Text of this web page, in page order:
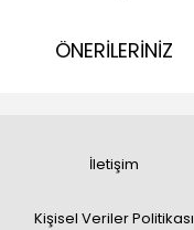
ÖNERİLERİNİZ
İletişim
Kişisel Veriler Politikası